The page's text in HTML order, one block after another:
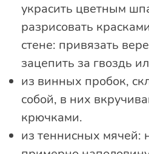
украсить цветным
разрисовать
стене: привязать
зацепить за гвоздь
из винных пробок,
собой, в них
крючками.
из теннисных мячей: